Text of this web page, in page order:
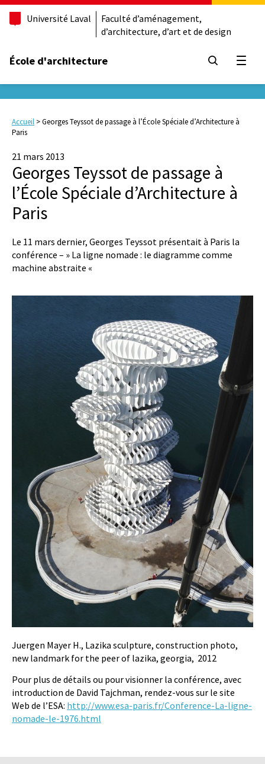
Université Laval
Faculté d’aménagement,
d’architecture, d’art et de design
École d'architecture
Accueil >Georges Teyssot de passage à l’École Spéciale d’Architecture à
Paris
21 mars 2013
Georges Teyssot de passage à
l’École Spéciale d’Architecture à
Paris
Le 11 mars dernier, Georges Teyssot présentait à Paris la
conférence – » La ligne nomade : le diagramme comme
machine abstraite «
Juergen Mayer H., Lazika sculpture, construction photo,
new landmark for the peer of lazika, georgia, 2012
Pour plus de détails ou pour visionner la conférence, avec
introduction de David Tajchman, rendez-vous sur le site
Web de l’ESA: http://www.esa-paris.fr/Conference-La-ligne-
nomade-le-1976.html